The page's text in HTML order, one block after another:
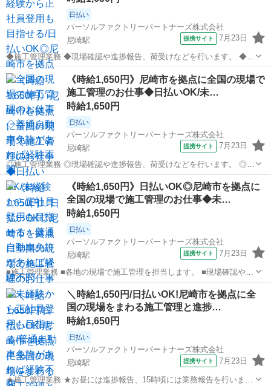
日払い
パーソルファクトリーパートナーズ株式会社
尼崎駅
提携サイト 7月23日
◆施工管理業務 ◆現場確認や進捗報告、荷受けなどを行います。 ◆各
地の現場で施工管理を担当します。 ◆未経験OK!普通自動車免許があ
ればすぐに始められます。 ※北海道から沖縄まで、全国各地へ出張し
ます。 ◆紹介予定派遣の求...
兵庫 尼崎駅 生産管理
《時給1,650円》尼崎市を拠点に全国の現場で
施工管理のお仕事◆日払いOK/未…
時給1,650円
日払い
パーソルファクトリーパートナーズ株式会社
尼崎駅
提携サイト 7月23日
◎施工管理業務 ◎現場確認や進捗報告、荷受けなどを行います。 ◎各
地の現場で施工管理を担当します。 ◎未経験OK!普通自動車免許があ
ればすぐに始められます。 ※北海道から沖縄まで、全国各地へ出張し
ます。 ◎紹介予定派遣の求...
兵庫 尼崎駅 生産管理
《時給1,650円》日払いOK◎尼崎市を拠点に
全国の現場で施工管理のお仕事◆未…
時給1,650円
日払い
パーソルファクトリーパートナーズ株式会社
尼崎駅
提携サイト 7月23日
■施工管理業務 ■各地の現場で施工管理を担当します。 ■現場確認や進
捗報告、荷受けなどを行います。 ■未経験OK!普通自動車免許があれば
すぐに始められます。 ※北海道から沖縄まで、全国各地へ出張しま
す。 ■紹介予定派遣の求...
兵庫 生産管理
＼時給1,650円/日払いOK!尼崎市を拠点に全
国の現場をまわる施工管理と進捗…
時給1,650円
日払い
パーソルファクトリーパートナーズ株式会社
尼崎駅
提携サイト 7月23日
★施工管理業務 ★お昼には進捗報告、15時頃には業務報告を行いま